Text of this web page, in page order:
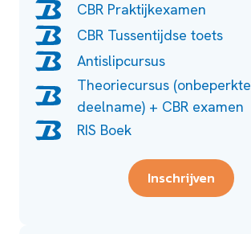
CBR Praktijkexamen
CBR Tussentijdse toets
Antislipcursus
Theoriecursus (onbeperkte
deelname) + CBR examen
RIS Boek
Inschrijven